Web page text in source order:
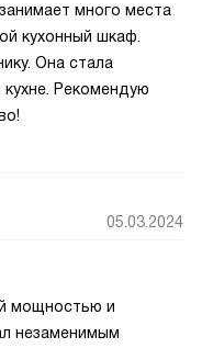
много места
кухонный шкаф.
Она стала
Рекомендую
05.03.2024
мощностью и
незаменимым